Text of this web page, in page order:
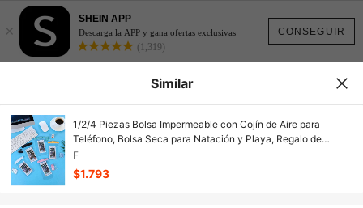
CONSEGUIR
×
SHEIN APP
Descarga la APP y gana ofertas exclusivas
(1,319)
Similar
1/2/4 Piezas Bolsa Impermeable con Cojín de Aire para
Teléfono, Bolsa Seca para Natación y Playa, Regalo de
Vacaciones
F
$1.793